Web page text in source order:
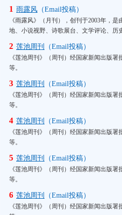
1 雨露风 （Email投稿）
《雨露风》（月刊），创刊于2003年，
地、小说视野、诗歌展台、文学评论、历
2 莲池周刊 （Email投稿）
《莲池周刊》（周刊）经国家新闻出版
等。
3 莲池周刊 （Email投稿）
《莲池周刊》（周刊）经国家新闻出版
等。
4 莲池周刊 （Email投稿）
《莲池周刊》（周刊）经国家新闻出版
等。
5 莲池周刊 （Email投稿）
《莲池周刊》（周刊）经国家新闻出版
等。
6 莲池周刊 （Email投稿）
《莲池周刊》（周刊）经国家新闻出版